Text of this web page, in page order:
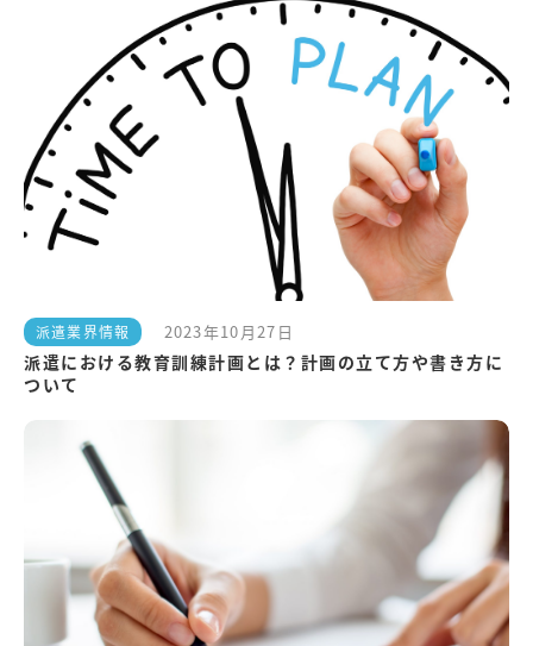
派遣業界情報 2023年10月27日
派遣における教育訓練計画とは？計画の立て方や書き方に
ついて